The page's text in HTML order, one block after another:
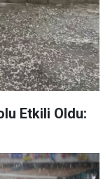
Etkili Oldu: